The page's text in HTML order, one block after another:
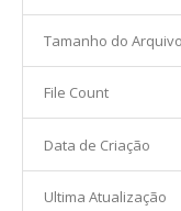
Tamanho do Arquivo
File Count
Data de Criação
Ultima Atualização